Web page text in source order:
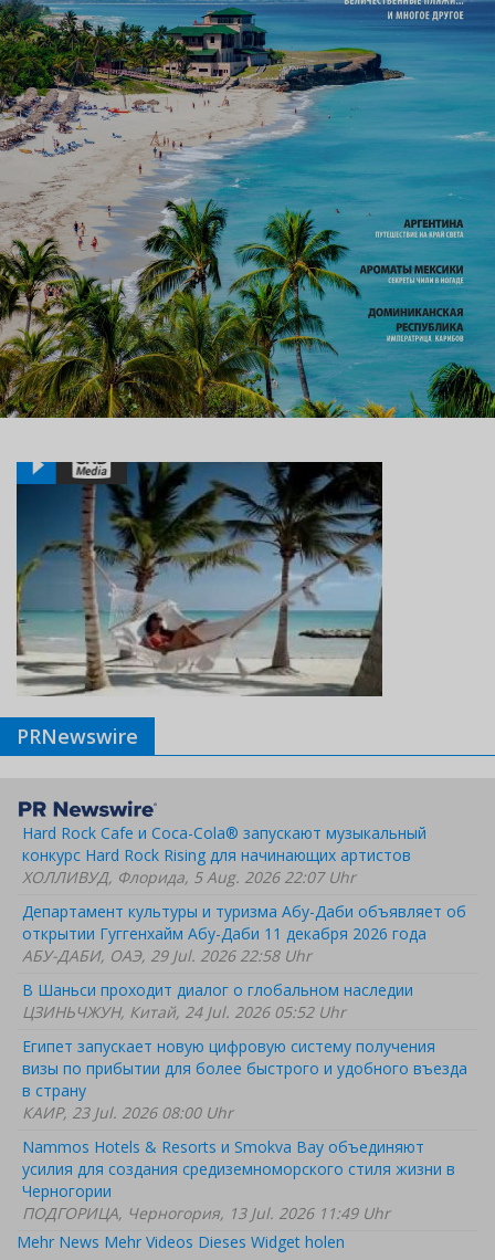
PRNewswire
Hard Rock Cafe и Coca-Cola® запускают музыкальный
конкурс Hard Rock Rising для начинающих артистов
ХОЛЛИВУД, Флорида, 5 Aug. 2026 22:07 Uhr
Департамент культуры и туризма Абу-Даби объявляет об
открытии Гуггенхайм Абу-Даби 11 декабря 2026 года
АБУ-ДАБИ, ОАЭ, 29 Jul. 2026 22:58 Uhr
В Шаньси проходит диалог о глобальном наследии
ЦЗИНЬЧЖУН, Китай, 24 Jul. 2026 05:52 Uhr
Египет запускает новую цифровую систему получения
визы по прибытии для более быстрого и удобного въезда
в страну
КАИР, 23 Jul. 2026 08:00 Uhr
Nammos Hotels & Resorts и Smokva Bay объединяют
усилия для создания средиземноморского стиля жизни в
Черногории
ПОДГОРИЦА, Черногория, 13 Jul. 2026 11:49 Uhr
Mehr News Mehr Videos Dieses Widget holen